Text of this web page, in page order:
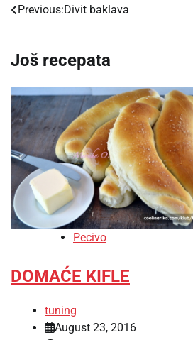
Post
Previous:Divit baklava
Još recepata
Pecivo
DOMAĆE KIFLE
tuning
August 23, 2016